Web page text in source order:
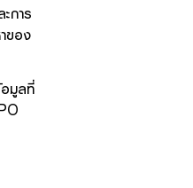
การ
ของ
อมูลที่